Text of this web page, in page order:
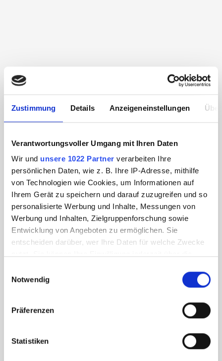
Zustimmung Details Anzeigeneinstellungen
Verantwortungsvoller Umgang mit Ihren Daten
Wir und unsere 1022 Partner verarbeiten Ihre
persönlichen Daten, wie z. B. Ihre IP-Adresse, mithilfe
von Technologien wie Cookies, um Informationen auf
Ihrem Gerät zu speichern und darauf zuzugreifen und so
personalisierte Werbung und Inhalte, Messungen von
Werbung und Inhalten, Zielgruppenforschung sowie
Entwicklung von Angeboten zu ermöglichen. Sie
entscheiden darüber, wer Ihre Daten für welche Zwecke
Trigger Symbol ändern oder widerrufen
Informationen über Ihre geografische Lage
können
Notwendig
Präferenzen
Statistiken